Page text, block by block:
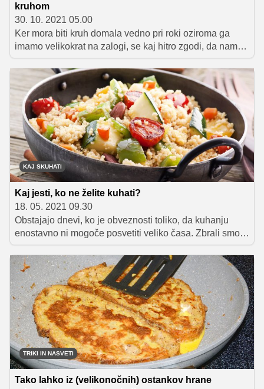
kruhom
30. 10. 2021 05.00
Ker mora biti kruh domala vedno pri roki oziroma ga
imamo velikokrat na zalogi, se kaj hitro zgodi, da nam
ga nekaj ostane. Star kruh vsekakor ne sodi v smeti, saj
lahko iz njega pripravimo številne okusne jedi. Za
nasvet, kako ga porabiti, smo prosili kuharskega mojstra
Luko Jezerška. Ta nam je med drugim zaupal tudi recept
za okusen narastek, ki izvira še iz časov Valentina
Vodnika.
KAJ SKUHATI
Kaj jesti, ko ne želite kuhati?
18. 05. 2021 09.30
Obstajajo dnevi, ko je obveznosti toliko, da kuhanju
enostavno ni mogoče posvetiti veliko časa. Zbrali smo
nekaj idej za obroke, ki jih je v takšnih okoliščinah
mogoče pripraviti hitro in s čim manj dela.
TRIKI IN NASVETI
Tako lahko iz (velikonočnih) ostankov hrane